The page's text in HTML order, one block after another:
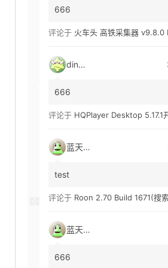
666
评论于 火车头 高铁采集器 v9.8.0 FULL 全功能版（兼容
ding1
666
评论于 HQPlayer Desktop 5.17.1开心版 学习版&HQPlayer
蓝天真蓝
test
评论于 Roon 2.70 Build 1671(搜索可用) & Roon 2.65 Build 1653 & Roon 1.8
蓝天真蓝
666